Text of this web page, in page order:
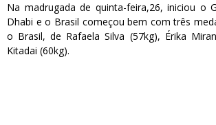
Na madrugada de quinta-feira,26, iniciou o
Dhabi e o Brasil começou bem com três
o Brasil, de Rafaela Silva (57kg), Érika
Kitadai (60kg).